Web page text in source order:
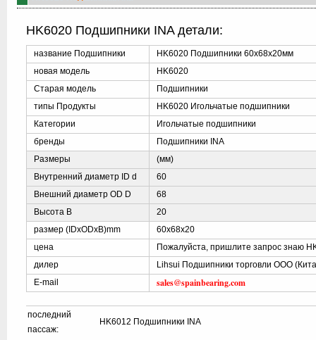
HK6020 Подшипники INA детали:
название Подшипники
HK6020 Подшипники 60x68x20мм
новая модель
HK6020
Старая модель
Подшипники
типы Продукты
HK6020 Игольчатые подшипники
Категории
Игольчатые подшипники
бренды
Подшипники INA
Размеры
(мм)
Внутренний диаметр ID d
60
Внешний диаметр OD D
68
Высота B
20
размер (IDxODxB)mm
60x68x20
цена
Пожалуйста, пришлите запрос знаю
дилер
Lihsui Подшипники торговли ООО
E-mail
sales@spainbearing.com
последний
пассаж:
HK6012 Подшипники INA